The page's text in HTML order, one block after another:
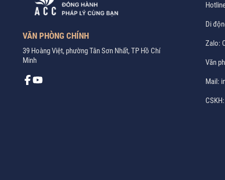
VĂN PHÒNG CHÍNH
39 Hoàng Việt, phường Tân Sơn Nhất, TP Hồ Chí
Minh
Di
Zalo:
Văn
Mail: